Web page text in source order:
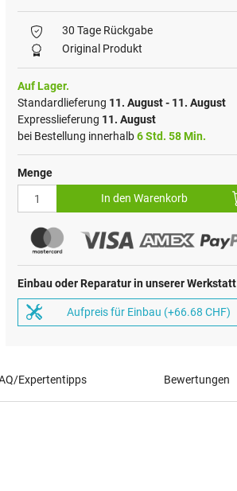
30 Tage Rückgabe
Original Produkt
Auf Lager.
Standardlieferung 11. August - 11. August
Expresslieferung 11. August
bei Bestellung innerhalb6 Std. 58 Min.
Menge
In den Warenkorb
Einbau oder Reparatur in unserer Werkstatt
Aufpreis für Einbau (+66.68 CHF)
Expertentipps Bewertungen